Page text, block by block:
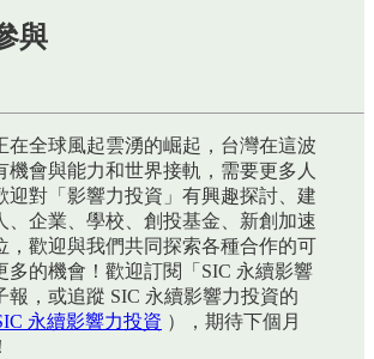
與
在全球風起雲湧的崛起，台灣在這波
機會與能力和世界接軌，需要更多人
迎對「影響力投資」有興趣探討、建
、企業、學校、創投基金、新創加速
，歡迎與我們共同探索各種合作的可
多的機會！歡迎訂閱「SIC 永續影響
報，或追蹤 SIC 永續影響力投資的
永續影響力投資 ），期待下個月